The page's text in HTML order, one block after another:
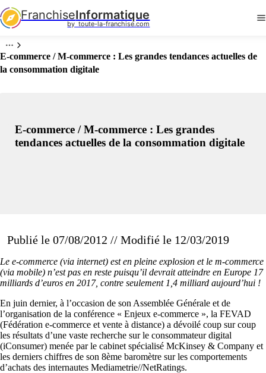
FranchiseInformatique
by  toute-la-franchise.com
E-commerce / M-commerce : Les grandes tendances actuelles de
la consommation digitale
E-commerce / M-commerce : Les grandes
tendances actuelles de la consommation digitale
Publié le 07/08/2012 // Modifié le 12/03/2019
Le e-commerce (via internet) est en pleine explosion et le m-commerce
(via mobile) n’est pas en reste puisqu’il devrait atteindre en Europe 17
milliards d’euros en 2017, contre seulement 1,4 milliard aujourd’hui !
En juin dernier, à l’occasion de son Assemblée Générale et de
l’organisation de la conférence « Enjeux e-commerce », la FEVAD
(Fédération e-commerce et vente à distance) a dévoilé coup sur coup
les résultats d’une vaste recherche sur le consommateur digital
(iConsumer) menée par le cabinet spécialisé McKinsey & Company et
les derniers chiffres de son 8ème baromètre sur les comportements
d’achats des internautes Mediametrie//NetRatings.